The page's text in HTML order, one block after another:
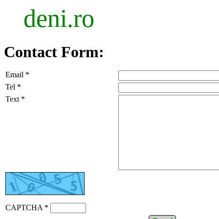
deni.ro
Contact Form:
Email *
Tel *
Text *
CAPTCHA *